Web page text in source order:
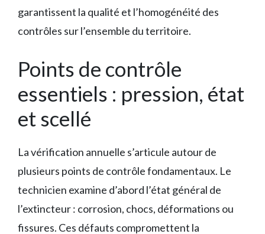
garantissent la qualité et l’homogénéité des
contrôles sur l’ensemble du territoire.
Points de contrôle
essentiels : pression, état
et scellé
La vérification annuelle s’articule autour de
plusieurs points de contrôle fondamentaux. Le
technicien examine d’abord l’état général de
l’extincteur : corrosion, chocs, déformations ou
fissures. Ces défauts compromettent la